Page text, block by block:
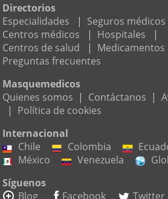
Directorios
Especialidades
| Seguros médicos
Centros médicos
| Hospitales
|
Centros de salud
| Medicamentos
Preguntas frecuentes
Masquemedicos
Quienes somos | Contáctanos |
| Política de cookies
Internacional
Chile
Colombia
México
Venezuela
Síguenos
Blog
Facebook Twitter